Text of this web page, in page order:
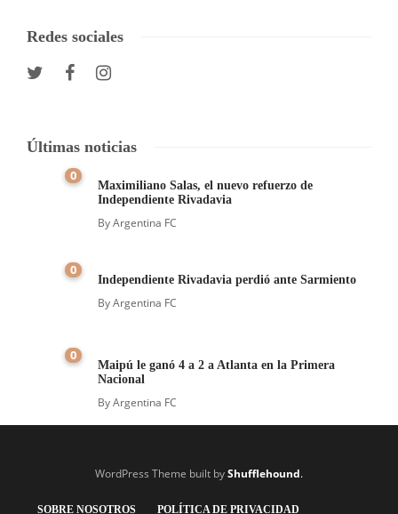
Redes sociales
Últimas noticias
0
Maximiliano Salas, el nuevo refuerzo de
Independiente Rivadavia
ByArgentina FC
0
Independiente Rivadavia perdió ante Sarmiento
ByArgentina FC
0
Maipú le ganó 4 a 2 a Atlanta en la Primera
Nacional
ByArgentina FC
WordPress Theme built byShufflehound.
SOBRE NOSOTROS POLÍTICA DE PRIVACIDAD